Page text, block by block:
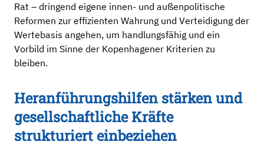
Rat – dringend eigene innen- und außenpolitische
Reformen zur effizienten Wahrung und Verteidigung der
Wertebasis angehen, um handlungsfähig und ein
Vorbild im Sinne der Kopenhagener Kriterien zu
bleiben.
Heranführungshilfen stärken und
gesellschaftliche Kräfte
strukturiert einbeziehen